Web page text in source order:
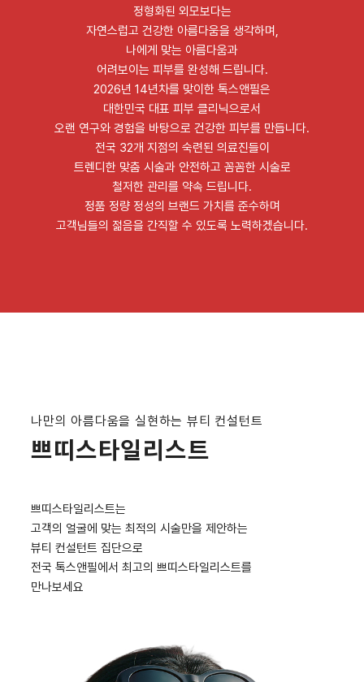
정형화된 외모보다는
자연스럽고 건강한 아름다움을 생각하며,
나에게 맞는 아름다움과
어려보이는 피부를 완성해 드립니다.
2026년 14년차를 맞이한 톡스앤필은
대한민국 대표 피부 클리닉으로서
오랜 연구와 경험을 바탕으로 건강한 피부를 만듭니다.
전국 32개 지점의 숙련된 의료진들이
트렌디한 맞춤 시술과 안전하고 꼼꼼한 시술로
철저한 관리를 약속 드립니다.
정품 정량 정성의 브랜드 가치를 준수하며
고객님들의 젊음을 간직할 수 있도록 노력하겠습니다.
나만의 아름다움을 실현하는 뷰티 컨설턴트
쁘띠스타일리스트
쁘띠스타일리스트는
고객의 얼굴에 맞는 최적의 시술만을 제안하는
뷰티 컨설턴트 집단으로
전국 톡스앤필에서 최고의 쁘띠스타일리스트를
만나보세요